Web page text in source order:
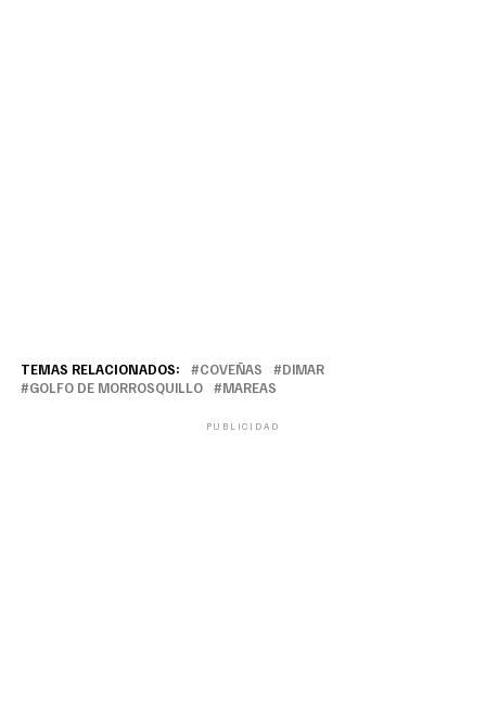
TEMAS RELACIONADOS: COVEÑAS
DIMAR
GOLFO DE MORROSQUILLO
MAREAS
PUBLICIDAD